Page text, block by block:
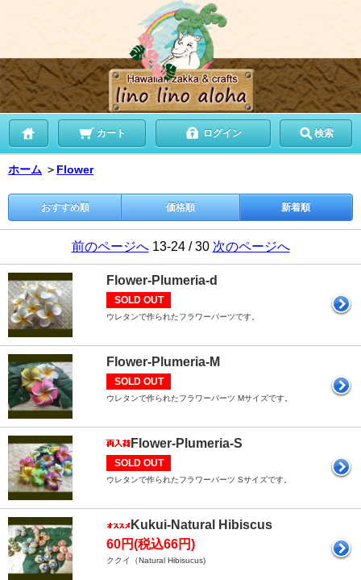
カート ログイン 検索
ホーム ＞ Flower
おすすめ順 価格順 新着順
前のページへ13-24 / 30 次のページへ
Flower-Plumeria-d
SOLD OUT
ウレタンで作られたフラワーパーツです。
Flower-Plumeria-M
SOLD OUT
ウレタンで作られたフラワーパーツ Mサイズです。
Flower-Plumeria-S
SOLD OUT
ウレタンで作られたフラワーパーツ Sサイズです。
Kukui-Natural Hibiscus
60円(税込66円)
ククイ（Natural Hibisucus)